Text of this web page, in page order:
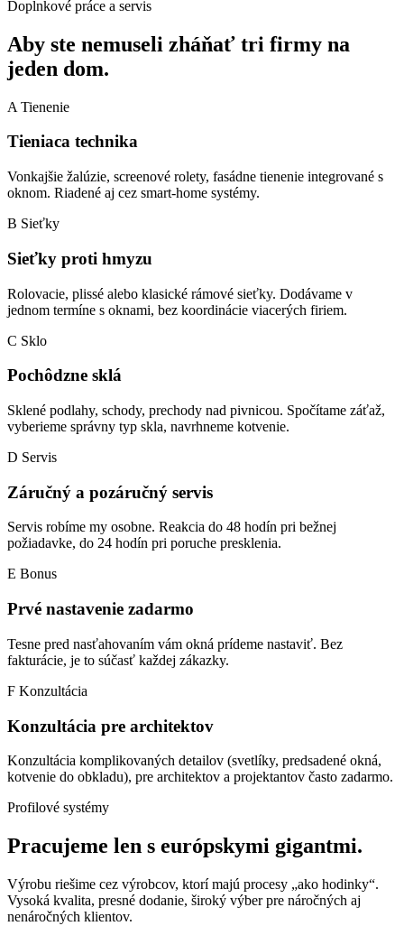
Doplnkové práce a servis
Aby ste nemuseli zháňať tri firmy na
jeden dom.
A Tienenie
Tieniaca technika
Vonkajšie žalúzie, screenové rolety, fasádne tienenie integrované s
oknom. Riadené aj cez smart-home systémy.
B Sieťky
Sieťky proti hmyzu
Rolovacie, plissé alebo klasické rámové sieťky. Dodávame v
jednom termíne s oknami, bez koordinácie viacerých firiem.
C Sklo
Pochôdzne sklá
Sklené podlahy, schody, prechody nad pivnicou. Spočítame záťaž,
vyberieme správny typ skla, navrhneme kotvenie.
D Servis
Záručný a pozáručný servis
Servis robíme my osobne. Reakcia do 48 hodín pri bežnej
požiadavke, do 24 hodín pri poruche presklenia.
E Bonus
Prvé nastavenie zadarmo
Tesne pred nasťahovaním vám okná prídeme nastaviť. Bez
fakturácie, je to súčasť každej zákazky.
F Konzultácia
Konzultácia pre architektov
Konzultácia komplikovaných detailov (svetlíky, predsadené okná,
kotvenie do obkladu), pre architektov a projektantov často zadarmo.
Profilové systémy
Pracujeme len s európskymi gigantmi.
Výrobu riešime cez výrobcov, ktorí majú procesy „ako hodinky“.
Vysoká kvalita, presné dodanie, široký výber pre náročných aj
nenáročných klientov.